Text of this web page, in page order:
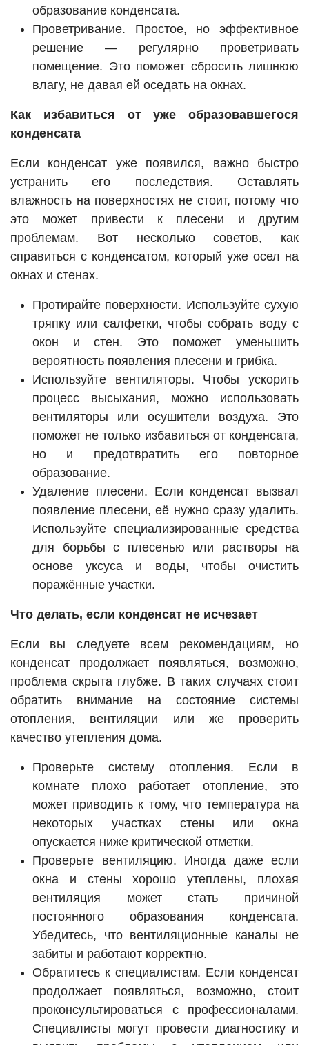
образование конденсата.
Проветривание. Простое, но эффективное
решение — регулярно проветривать
помещение. Это поможет сбросить лишнюю
влагу, не давая ей оседать на окнах.
Как избавиться от уже образовавшегося
конденсата
Если конденсат уже появился, важно быстро
устранить его последствия. Оставлять
влажность на поверхностях не стоит, потому что
это может привести к плесени и другим
проблемам. Вот несколько советов, как
справиться с конденсатом, который уже осел на
окнах и стенах.
Протирайте поверхности. Используйте сухую
тряпку или салфетки, чтобы собрать воду с
окон и стен. Это поможет уменьшить
вероятность появления плесени и грибка.
Используйте вентиляторы. Чтобы ускорить
процесс высыхания, можно использовать
вентиляторы или осушители воздуха. Это
поможет не только избавиться от конденсата,
но и предотвратить его повторное
образование.
Удаление плесени. Если конденсат вызвал
появление плесени, её нужно сразу удалить.
Используйте специализированные средства
для борьбы с плесенью или растворы на
основе уксуса и воды, чтобы очистить
поражённые участки.
Что делать, если конденсат не исчезает
Если вы следуете всем рекомендациям, но
конденсат продолжает появляться, возможно,
проблема скрыта глубже. В таких случаях стоит
обратить внимание на состояние системы
отопления, вентиляции или же проверить
качество утепления дома.
Проверьте систему отопления. Если в
комнате плохо работает отопление, это
может приводить к тому, что температура на
некоторых участках стены или окна
опускается ниже критической отметки.
Проверьте вентиляцию. Иногда даже если
окна и стены хорошо утеплены, плохая
вентиляция может стать причиной
постоянного образования конденсата.
Убедитесь, что вентиляционные каналы не
забиты и работают корректно.
Обратитесь к специалистам. Если конденсат
продолжает появляться, возможно, стоит
проконсультироваться с профессионалами.
Специалисты могут провести диагностику и